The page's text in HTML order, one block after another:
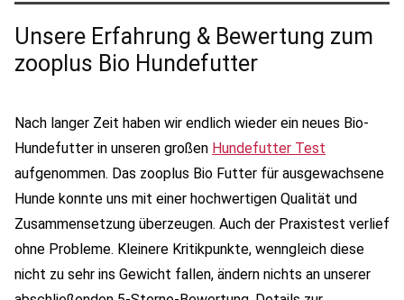
Unsere Erfahrung & Bewertung zum
zooplus Bio Hundefutter
Nach langer Zeit haben wir endlich wieder ein neues Bio-
Hundefutter in unseren großen Hundefutter Test
aufgenommen. Das zooplus Bio Futter für ausgewachsene
Hunde konnte uns mit einer hochwertigen Qualität und
Zusammensetzung überzeugen. Auch der Praxistest verlief
ohne Probleme. Kleinere Kritikpunkte, wenngleich diese
nicht zu sehr ins Gewicht fallen, ändern nichts an unserer